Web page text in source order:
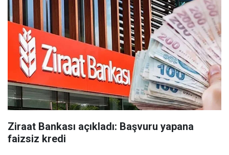
Ziraat Bankası açıkladı: Başvuru yapana
faizsiz kredi